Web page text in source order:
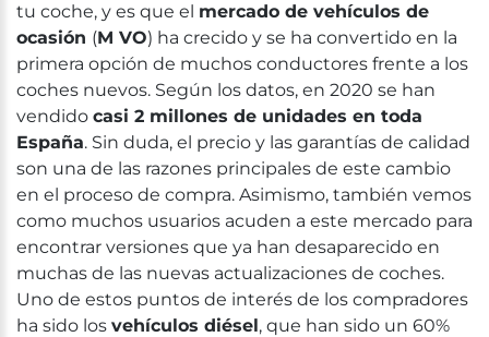
tu coche, y es que el mercado de vehículos de
ocasión (M VO) ha crecido y se ha convertido en la
primera opción de muchos conductores frente a los
coches nuevos. Según los datos, en 2020 se han
vendido casi 2 millones de unidades en toda
España. Sin duda, el precio y las garantías de calidad
son una de las razones principales de este cambio
en el proceso de compra. Asimismo, también vemos
como muchos usuarios acuden a este mercado para
encontrar versiones que ya han desaparecido en
muchas de las nuevas actualizaciones de coches.
Uno de estos puntos de interés de los compradores
ha sido los vehículos diésel, que han sido un 60%